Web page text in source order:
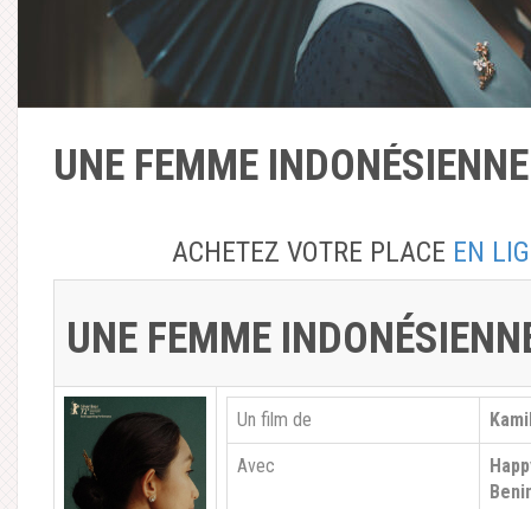
UNE FEMME
ACHETEZ VOTRE PLACE EN
UNE FEMME
Un film de
Avec